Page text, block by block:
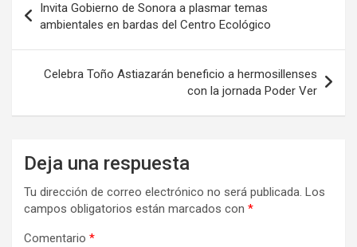
de
entradas
Invita Gobierno de Sonora a plasmar temas
ambientales en bardas del Centro Ecológico
Celebra Toño Astiazarán beneficio a hermosillenses
con la jornada Poder Ver
Deja una respuesta
Tu dirección de correo electrónico no será publicada. Los
campos obligatorios están marcados con *
Comentario *